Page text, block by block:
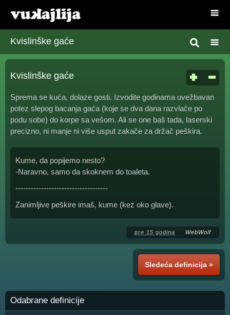
Kvislinške gaće
Kvislinške gaće
Sprema se kuća, dolaze gosti. Izvodite godinama uvežbavan
potez slepog bacanja gaća (koje se dva dana razvlače po
podu sobe) do korpe sa vešom. Ali se one baš tada, laserski
precizno, ni manje ni više usput zakače za držač peškira.
Kume, da popijemo nesto?
-Naravno, samo da skoknem do toaleta.
------------------------------------
Zanimljive peškire imaš, kume (kez oko glave).
pre 15 godina WebWolf
Sledeća definicija »
Odabrane definicije